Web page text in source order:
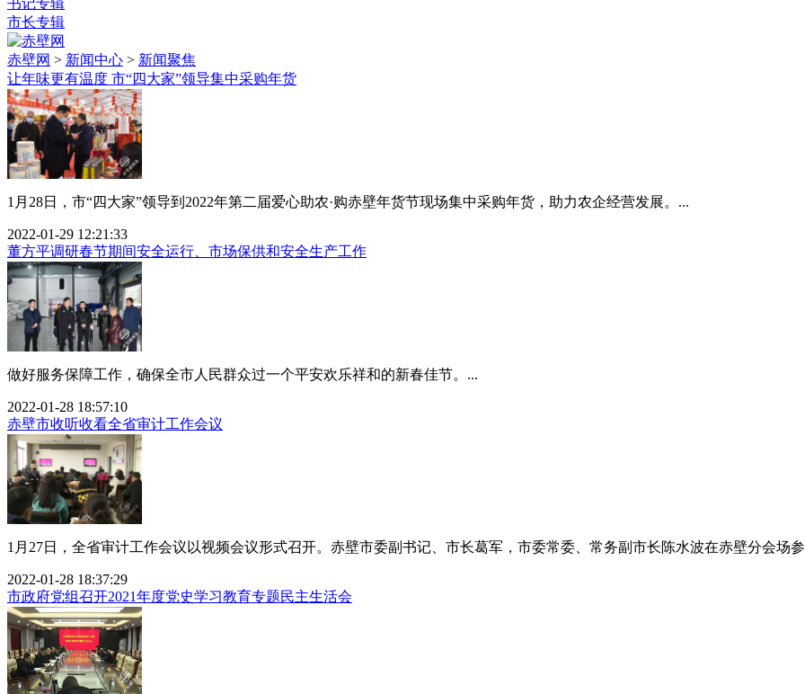
市长专辑
赤壁网 > 新闻中心 > 新闻聚焦
让年味更有温度 市“四大家”领导集中采购年货
1月28日，市“四大家”领导到2022年第二届爱心助农·购赤壁年货节现场集中采购年货，助力农企经营发展。...
2022-01-29 12:21:33
董方平调研春节期间安全运行、市场保供和安全生产工作
做好服务保障工作，确保全市人民群众过一个平安欢乐祥和的新春佳节。...
2022-01-28 18:57:10
赤壁市收听收看全省审计工作会议
1月27日，全省审计工作会议以视频会议形式召开。赤壁市委副书记、市长葛军，市委常委、常务副市长陈水波在赤壁分会场
2022-01-28 18:37:29
市政府党组召开2021年度党史学习教育专题民主生活会